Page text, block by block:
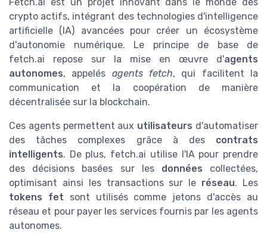
crypto actifs, intégrant des technologies d'intelligence
artificielle (IA) avancées pour créer un écosystème
d'autonomie numérique. Le principe de base de
fetch.ai repose sur la mise en œuvre d'agents
autonomes, appelés agents fetch, qui facilitent la
communication et la coopération de manière
décentralisée sur la blockchain.
Ces agents permettent aux utilisateurs d'automatiser
des tâches complexes grâce à des contrats
intelligents. De plus, fetch.ai utilise l'IA pour prendre
des décisions basées sur les données collectées,
optimisant ainsi les transactions sur le réseau. Les
tokens fet sont utilisés comme jetons d'accès au
réseau et pour payer les services fournis par les agents
autonomes.